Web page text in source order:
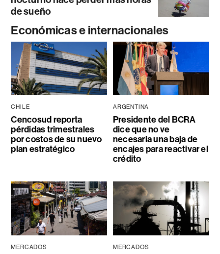
de sueño
Económicas e internacionales
CHILE
Cencosud reporta
pérdidas trimestrales
por costos de su nuevo
plan estratégico
ARGENTINA
Presidente del BCRA
dice que no ve
necesaria una baja de
encajes para reactivar el
crédito
MERCADOS MERCADOS